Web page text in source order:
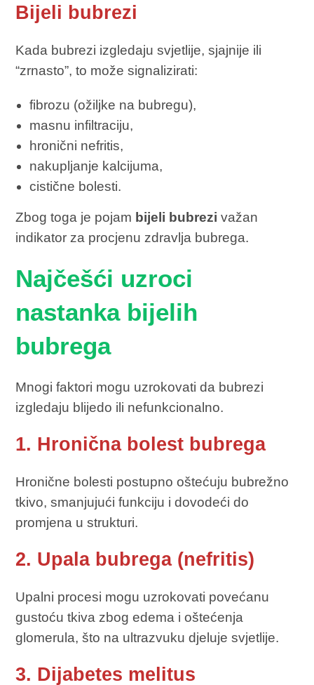
Bijeli bubrezi
Kada bubrezi izgledaju svjetlije, sjajnije ili
“zrnasto”, to može signalizirati:
fibrozu (ožiljke na bubregu),
masnu infiltraciju,
hronični nefritis,
nakupljanje kalcijuma,
cistične bolesti.
Zbog toga je pojam bijeli bubrezi važan
indikator za procjenu zdravlja bubrega.
Najčešći uzroci
nastanka bijelih
bubrega
Mnogi faktori mogu uzrokovati da bubrezi
izgledaju blijedo ili nefunkcionalno.
1. Hronična bolest bubrega
Hronične bolesti postupno oštećuju bubrežno
tkivo, smanjujući funkciju i dovodeći do
promjena u strukturi.
2. Upala bubrega (nefritis)
Upalni procesi mogu uzrokovati povećanu
gustoću tkiva zbog edema i oštećenja
glomerula, što na ultrazvuku djeluje svjetlije.
3. Dijabetes melitus